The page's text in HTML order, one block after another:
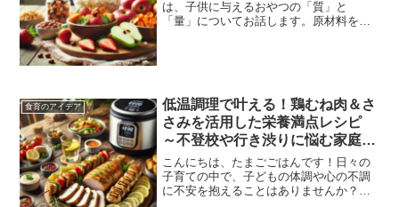
は、子供に与えるおやつの「質」と
「量」についてお話します。原材料をチ
食育のアイデア
低温調理で叶える！鶏むね肉＆さ
さみを活用した栄養満点レシピ
～不登校や行き渋りに悩む家庭に
おすすめの食卓作り～
こんにちは、たまごごはんです！日々の
子育ての中で、子どもの体調や心の不調
に不安を抱えることはありませんか？特